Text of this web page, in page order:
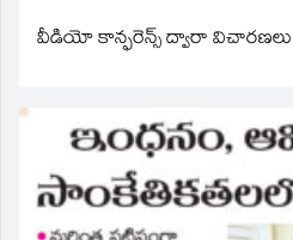
వీడియో కాన్ఫరెన్స్ ద్వారా విచారణలు